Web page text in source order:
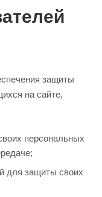
защиты
на сайте,
персональных
для защиты своих